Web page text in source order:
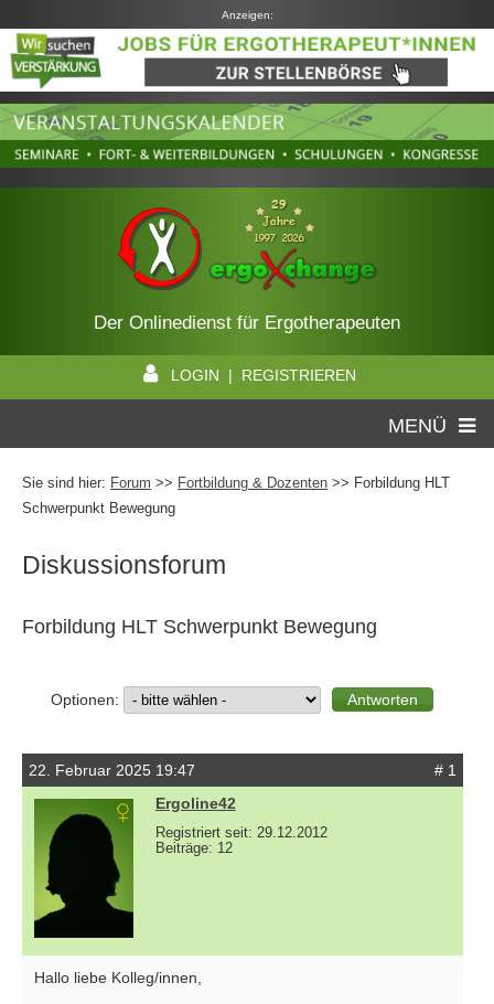
Anzeigen:
Der Onlinedienst für Ergotherapeuten
LOGIN | REGISTRIEREN
MENÜ
Sie sind hier: Forum >> Fortbildung & Dozenten >> Forbildung HLT
Schwerpunkt Bewegung
Diskussionsforum
Forbildung HLT Schwerpunkt Bewegung
Optionen:
22. Februar 2025 19:47
# 1
Ergoline42
Registriert seit: 29.12.2012
Beiträge: 12
Hallo liebe Kolleg/innen,